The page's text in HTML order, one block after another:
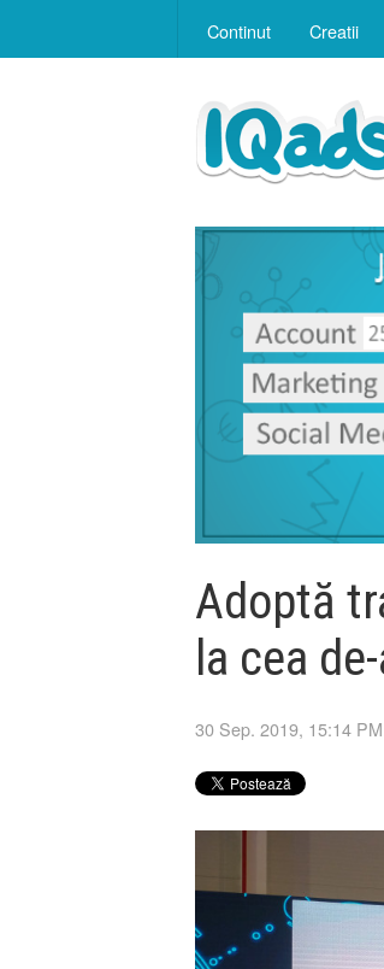
Continut Creatii
Adoptă
la cea
30 Sep. 2019, 15:14 PM